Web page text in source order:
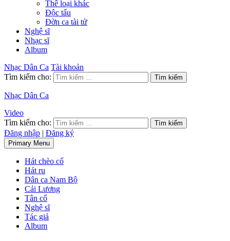
Thể loại khác
Độc tấu
Đờn ca tài tử
Nghệ sĩ
Nhạc sĩ
Album
Nhạc Dân Ca Tài khoản
Tìm kiếm cho:
Nhạc Dân Ca
Video
Tìm kiếm cho:
Đăng nhập | Đăng ký
Primary Menu
Hát chèo cổ
Hát ru
Dân ca Nam Bộ
Cải Lương
Tân cổ
Nghệ sĩ
Tác giả
Album